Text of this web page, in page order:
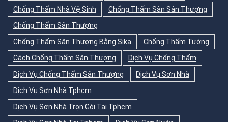
Chống Thấm Nhà Vệ Sinh
Chống Thấm Sàn Sân Thượng
Chống Thấm Sân Thượng
Chống Thấm Sân Thượng Bằng Sika
Chống Thấm Tường
Cách Chống Thấm Sân Thượng
Dịch Vụ Chống Thấm
Dịch Vụ Chống Thấm Sân Thượng
Dịch Vụ Sơn Nhà
Dịch Vụ Sơn Nhà Tphcm
Dịch Vụ Sơn Nhà Trọn Gói Tại Tphcm